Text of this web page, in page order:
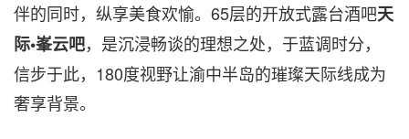
伴的同时，纵享美食欢愉。65层的开放式露台酒吧天
际•峯云吧，是沉浸畅谈的理想之处，于蓝调时分，
信步于此，180度视野让渝中半岛的璀璨天际线成为
奢享背景。